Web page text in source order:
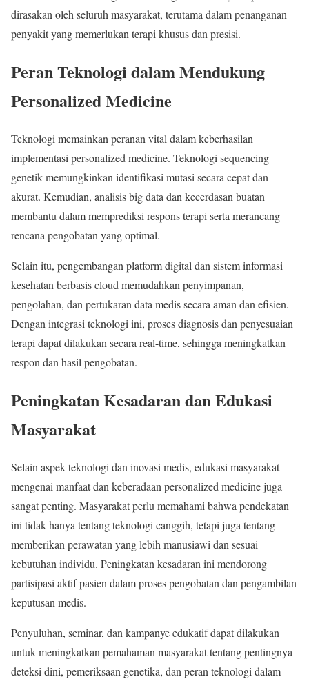
dirasakan oleh seluruh masyarakat, terutama dalam penanganan
penyakit yang memerlukan terapi khusus dan presisi.
Peran Teknologi dalam Mendukung
Personalized Medicine
Teknologi memainkan peranan vital dalam keberhasilan
implementasi personalized medicine. Teknologi sequencing
genetik memungkinkan identifikasi mutasi secara cepat dan
akurat. Kemudian, analisis big data dan kecerdasan buatan
membantu dalam memprediksi respons terapi serta merancang
rencana pengobatan yang optimal.
Selain itu, pengembangan platform digital dan sistem informasi
kesehatan berbasis cloud memudahkan penyimpanan,
pengolahan, dan pertukaran data medis secara aman dan efisien.
Dengan integrasi teknologi ini, proses diagnosis dan penyesuaian
terapi dapat dilakukan secara real-time, sehingga meningkatkan
respon dan hasil pengobatan.
Peningkatan Kesadaran dan Edukasi
Masyarakat
Selain aspek teknologi dan inovasi medis, edukasi masyarakat
mengenai manfaat dan keberadaan personalized medicine juga
sangat penting. Masyarakat perlu memahami bahwa pendekatan
ini tidak hanya tentang teknologi canggih, tetapi juga tentang
memberikan perawatan yang lebih manusiawi dan sesuai
kebutuhan individu. Peningkatan kesadaran ini mendorong
partisipasi aktif pasien dalam proses pengobatan dan pengambilan
keputusan medis.
Penyuluhan, seminar, dan kampanye edukatif dapat dilakukan
untuk meningkatkan pemahaman masyarakat tentang pentingnya
deteksi dini, pemeriksaan genetika, dan peran teknologi dalam